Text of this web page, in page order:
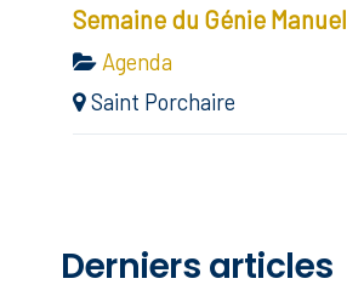
Semaine du Génie Manuel
Agenda
Saint Porchaire
Derniers articles